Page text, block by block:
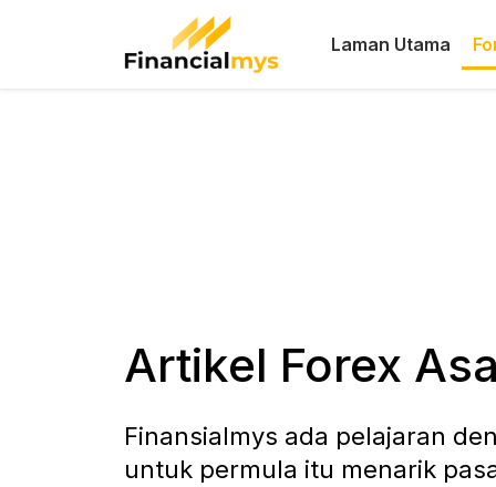
Laman Utama
Artikel Forex
Finansialmys ada pelajaran
untuk permula itu menarik